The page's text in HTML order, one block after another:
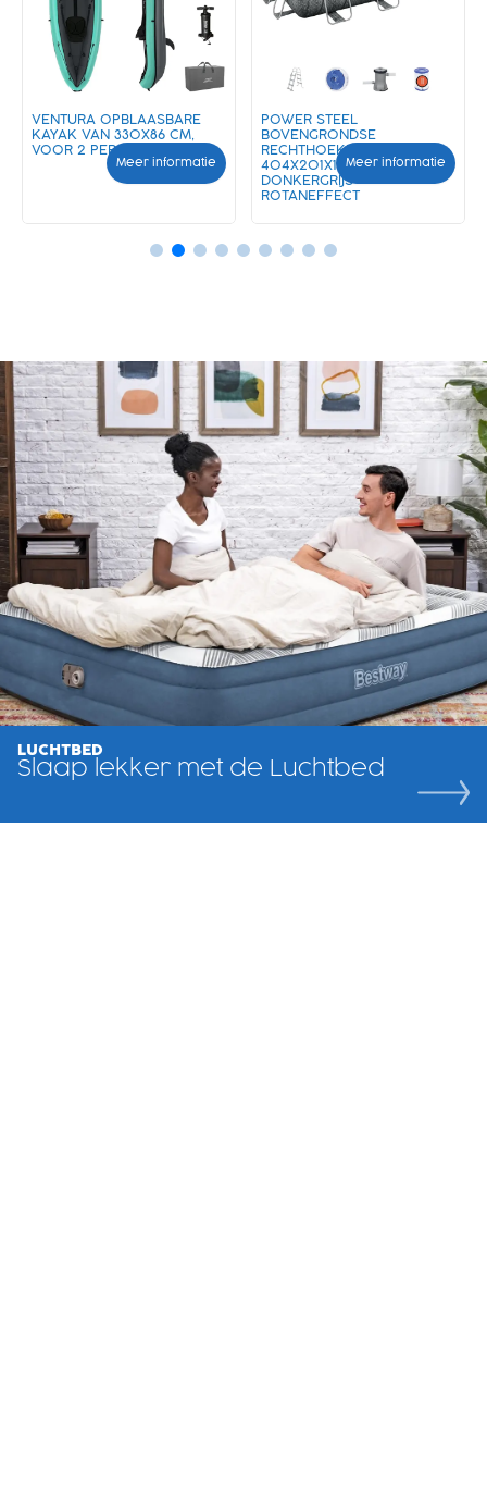
VENTURA OPBLAASBARE
KAYAK VAN 330X86 CM,
VOOR 2 PERSONEN
Meer informatie
POWER STEEL
BOVENGRONDSE
RECHTHOEKIGE SET VAN
404X201X100 CM
DONKERGRIJS
ROTANEFFECT
Meer informatie
LUCHTBED
Slaap lekker met de Luchtbed